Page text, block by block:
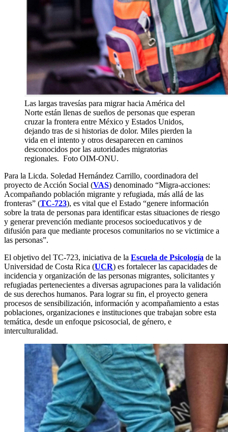
Las largas travesías para migrar hacia América del
Norte están llenas de sueños de personas que esperan
cruzar la frontera entre México y Estados Unidos,
dejando tras de si historias de dolor. Miles pierden la
vida en el intento y otros desaparecen en caminos
desconocidos por las autoridades migratorias
regionales. Foto OIM-ONU.
Para la Licda. Soledad Hernández Carrillo, coordinadora del
proyecto de Acción Social (VAS) denominado “Migra-acciones:
Acompañando población migrante y refugiada, más allá de las
fronteras” (TC-723), es vital que el Estado “genere información
sobre la trata de personas para identificar estas situaciones de riesgo
y generar prevención mediante procesos socioeducativos y de
difusión para que mediante procesos comunitarios no se victimice a
las personas”.
El objetivo del TC-723, iniciativa de la Escuela de Psicología de la
Universidad de Costa Rica (UCR) es fortalecer las capacidades de
incidencia y organización de las personas migrantes, solicitantes y
refugiadas pertenecientes a diversas agrupaciones para la validación
de sus derechos humanos. Para lograr su fin, el proyecto genera
procesos de sensibilización, información y acompañamiento a estas
poblaciones, organizaciones e instituciones que trabajan sobre esta
temática, desde un enfoque psicosocial, de género, e
interculturalidad.